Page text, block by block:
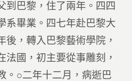
到巴黎，住了兩年。四四
系畢業。四七年赴巴黎大
後，轉入巴黎藝術學院，
法國，初主要從事雕刻，
。○二年十二月，病逝巴